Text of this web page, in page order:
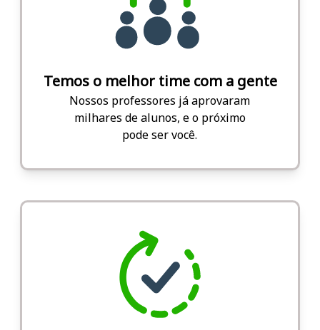
Temos o melhor time com a gente
Nossos professores já aprovaram
milhares de alunos, e o próximo
pode ser você.